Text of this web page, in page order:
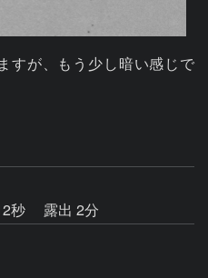
すが、もう少し暗い感じで
秒
露出 2分